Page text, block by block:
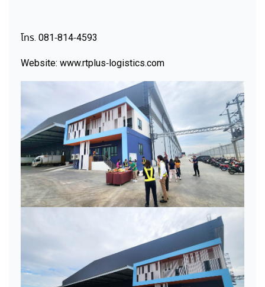
โทร. 081-814-4593
Website: www.rtplus-logistics.com